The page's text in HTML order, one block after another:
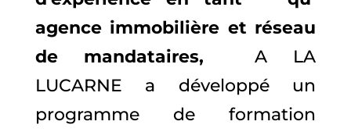
agence immobilière et réseau
de mandataires, A LA
LUCARNE a développé un
programme de formation